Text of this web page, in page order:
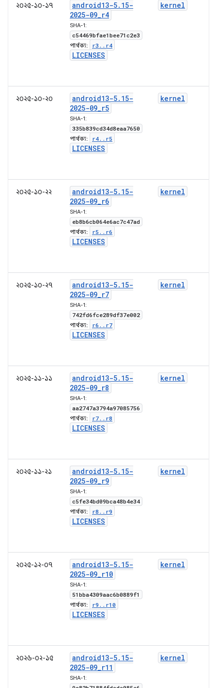
২০২৫-১০-১৭ android13-5. 15-
2025-09_r4
SHA-1:
c54469bfae1bee71c2e3
পার্থক্য: r3 . . r4
LICENSES
kernel
২০২৫-১০-২০ android13-5. 15-
2025-09_r5
SHA-1:
335b839cd34d8eaa7650
পার্থক্য: r4. . r5
LICENSES
kernel
২০২৫-১০-২২ android13-5. 15-
2025-09_r6
SHA-1:
eb8b6cb064e6ac7c47ad
পার্থক্য: r5 . . r6
LICENSES
kernel
২০২৫-১০-২৭ android13-5. 15-
2025-09_r7
SHA-1:
742fd6fce289df37e002
পার্থক্য: r6 . . r7
LICENSES
kernel
২০২৫-১১-১১ android13-5. 15-
2025-09_r8
SHA-1:
aa2747a3794a97085756
পার্থক্য: r7. . r8
LICENSES
kernel
২০২৫-১১-২১ android13-5. 15-
2025-09_r9
SHA-1:
c5fe34bd09bca48b4e34
পার্থক্য: r8 . . r9
LICENSES
kernel
২০২৫-১২-০৭ android13-5. 15-
2025-09_r10
SHA-1:
51bba4309aac6b0889f1
পার্থক্য: r9 . . r10
LICENSES
kernel
২০২৬-০২-১৫ android13-5. 15-
2025-09_r11
SHA-1:
kernel